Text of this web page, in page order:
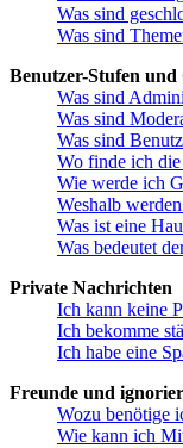
Was sind
Was sind
Benutzer-Stufen und
Was sind
Was sind
Was sind
Wo finde ich
Wie werde ich
Weshalb
Was ist eine
Was bedeutet
Private Nachrichten
Ich kann keine
Ich bekomme
Ich habe eine
Freunde und
Wozu benötige
Wie kann ich